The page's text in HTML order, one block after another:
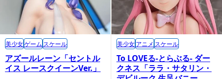
アズールレーン「セントル
イス レースクイーンVer.」
美少女ゲーム スケール
To LOVEる-とらぶる- ダー
クネス「ララ・サタリン・
美少女アニメ スケール